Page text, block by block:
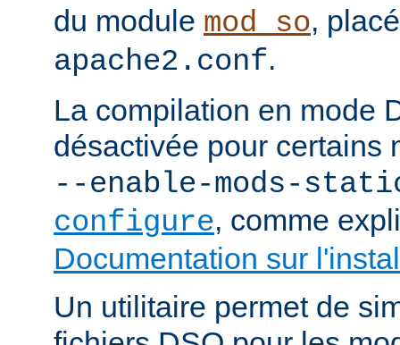
du module mod_so,
apache2.conf.
La compilation en mode
désactivée pour certains
--enable-mods-
configure, comme
Documentation sur
Un utilitaire permet de